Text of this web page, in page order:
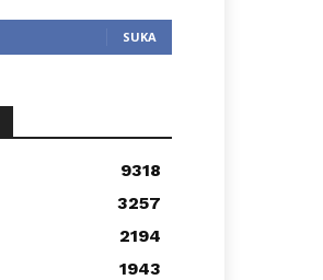
SUKA
9318
3257
2194
1943